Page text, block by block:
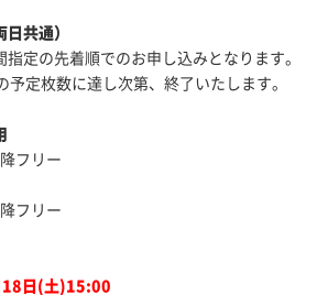
共通）
定の先着順でのお申し込みとなります。
予定枚数に達し次第、終了いたします。
フリー
フリー
18日(土)15:00